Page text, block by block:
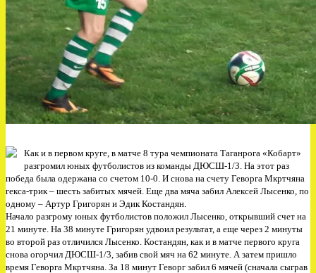
Как и в первом круге, в матче 8 тура чемпионата Таганрога «Кобарт»
разгромил юных футболистов из команды ДЮСШ-1/3. На этот раз
победа была одержана со счетом 10-0. И снова на счету Геворга Мкртчяна
гекса-трик – шесть забитых мячей. Еще два мяча забил Алексей Лысенко, по
одному – Артур Григорян и Эдик Костандян.
Начало разгрому юных футболистов положил Лысенко, открывший счет на
21 минуте. На 38 минуте Григорян удвоил результат, а еще через 2 минуты
во второй раз отличился Лысенко. Костандян, как и в матче первого круга
снова огорчил ДЮСШ-1/3, забив свой мяч на 62 минуте. А затем пришло
время Геворга Мкртчяна. За 18 минут Геворг забил 6 мячей (сначала сыграв